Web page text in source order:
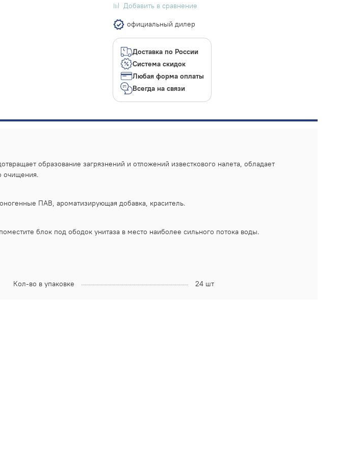
Добавить в сравнение
официальный дилер
Доставка по России
Система скидок
Любая форма оплаты
Всегда на связи
образование загрязнений и отложений известкового налета, обладает
очищения.
ПАВ, ароматизирующая добавка, краситель.
блок под ободок унитаза в место наиболее сильного потока воды.
Кол-во в упаковке 24 шт